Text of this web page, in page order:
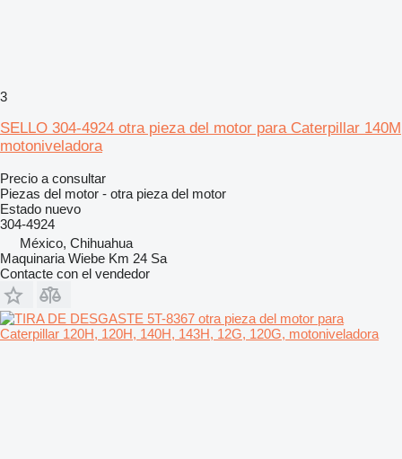
3
SELLO 304-4924 otra pieza del motor para Caterpillar 140M
motoniveladora
Precio a consultar
Piezas del motor - otra pieza del motor
Estado nuevo
304-4924
México, Chihuahua
Maquinaria Wiebe Km 24 Sa
Contacte con el vendedor